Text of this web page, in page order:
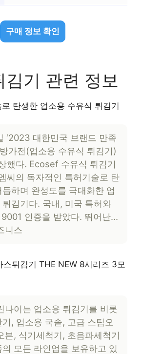
구매 정보 확인
김기 관련 정보
탄생한 업소용 수유식 튀김기
‘2023 대한민국 브랜드 만족
방가전(업소용 수유식 튀김기)
했다. Ecosef 수유식 튀김기
씨의 독자적인 특허기술로 탄
하며 완성도를 극대화한 업
김기다. 국내, 미국 특허와
인증을 받았다. 뛰어난…
니스
스튀김기 THE NEW 8시리즈 3모
나이는 업소용 튀김기를 비롯
, 업소용 국솥, 고급 스팀오
븐, 식기세척기, 초음파세척기
모든 라인업을 보유하고 있